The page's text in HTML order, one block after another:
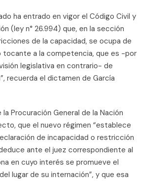
ha entrado en vigor el Código Civil y
(ley n° 26.994) que, en la sección
de la capacidad, se ocupa de
tocante a la competencia, que es -por
legislativa en contrario- de
recuerda el dictamen de García
Procuración General de la Nación
que el nuevo régimen “establece
de incapacidad o restricción
ante el juez correspondiente al
en cuyo interés se promueve el
lugar de su internación”, y que esa